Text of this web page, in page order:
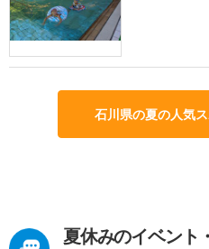
石川県の夏の人気
夏休みのイベント